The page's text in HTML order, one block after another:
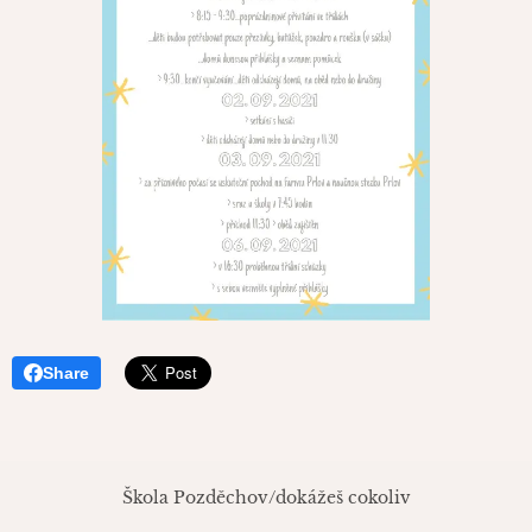
Share
Škola Pozděchov/dokážeš cokoliv